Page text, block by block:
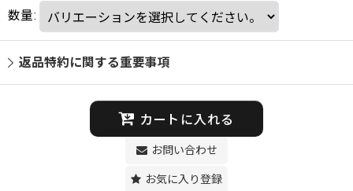
数量:
返品特約に関する重要事項
カートに入れる
お問い合わせ
お気に入り登録